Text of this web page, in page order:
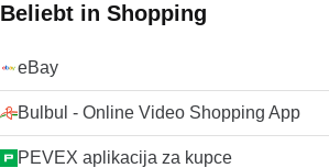
Beliebt in Shopping
eBay
Bulbul - Online Video Shopping App
PEVEX aplikacija za kupce